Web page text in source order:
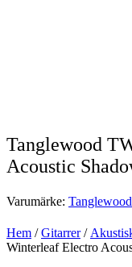
Tanglewood
Acoustic
Varumärke: Tanglewood
Hem /Gitarrer/
Winterleaf Electro